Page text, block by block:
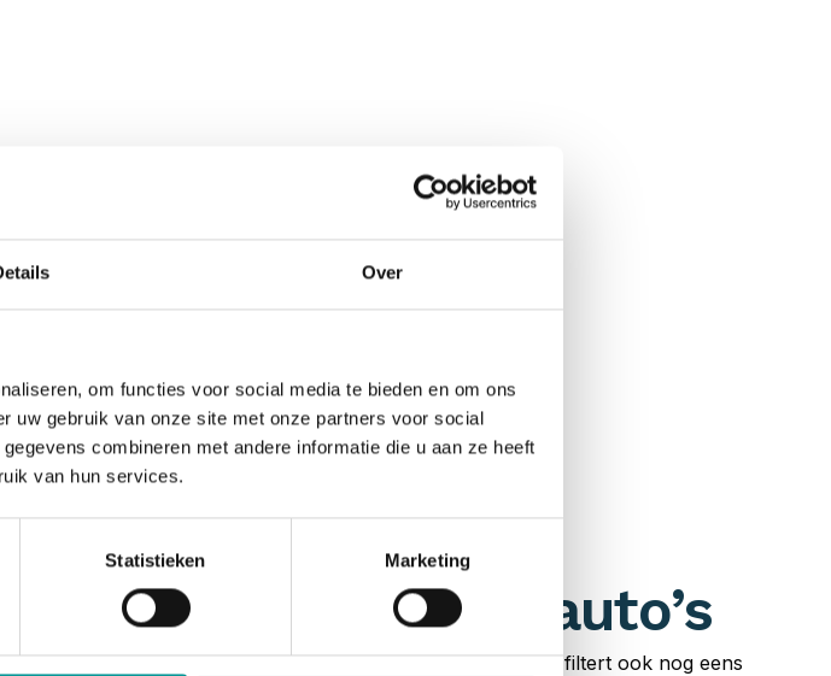
Over
om functies voor social media te bieden en om ons
uw gebruik van onze site met onze partners voor social
combineren met andere informatie die u aan ze heeft
van hun services.
Statistieken Marketing
en bedrijfsauto’s
aan jonge gebruikte leaseauto’s en bedrijfswagens. Je filtert ook nog eens